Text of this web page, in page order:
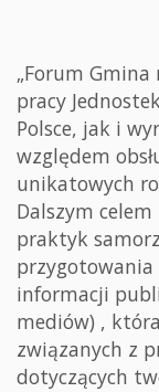
„Forum Gmina
pracy
Polsce, jak i
względem
unikatowych
Dalszym
praktyk
informacji
mediów) ,
związanych z
dotyczących